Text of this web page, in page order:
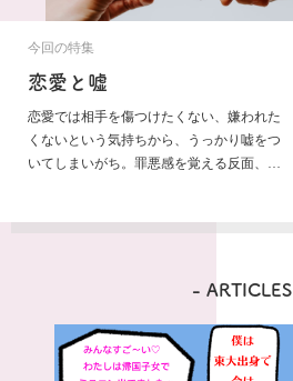
今回の特集
恋愛と嘘
恋愛では相手を傷つけたくない、嫌われた
くないという気持ちから、うっかり嘘をつ
いてしまいがち。罪悪感を覚える反面、
- ARTICLES